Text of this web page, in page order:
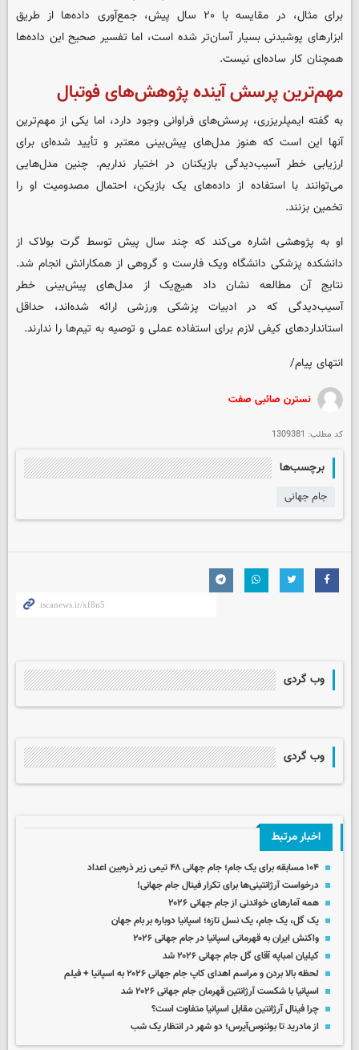
برای مثال، در مقایسه با ۲۰ سال پیش، جمع‌آوری داده‌ها از طریق
ابزارهای پوشیدنی بسیار آسان‌تر شده است، اما تفسیر صحیح این داده‌ها
همچنان کار ساده‌ای نیست.
مهم‌ترین پرسش آینده پژوهش‌های فوتبال
به گفته ایمپلریزری، پرسش‌های فراوانی وجود دارد، اما یکی از مهم‌ترین
آنها این است که هنوز مدل‌های پیش‌بینی معتبر و تأیید شده‌ای برای
ارزیابی خطر آسیب‌دیدگی بازیکنان در اختیار نداریم. چنین مدل‌هایی
می‌توانند با استفاده از داده‌های یک بازیکن، احتمال مصدومیت او را
تخمین بزنند.
او به پژوهشی اشاره می‌کند که چند سال پیش توسط گرت بولاک از
دانشکده پزشکی دانشگاه ویک فارست و گروهی از همکارانش انجام شد.
نتایج آن مطالعه نشان داد هیچ‌یک از مدل‌های پیش‌بینی خطر
آسیب‌دیدگی که در ادبیات پزشکی ورزشی ارائه شده‌اند، حداقل
استانداردهای کیفی لازم برای استفاده عملی و توصیه به تیم‌ها را ندارند.
انتهای پیام/
نسترن صائبی صفت
کد مطلب: 1309381
برچسب‌ها
جام جهانی
وب گردی
وب گردی
اخبار مرتبط
۱۰۴ مسابقه برای یک جام؛ جام جهانی ۴۸ تیمی زیر ذره‌بین اعداد
درخواست آرژانتینی‌ها برای تکرار فینال جام جهانی!
همه آمارهای خواندنی از جام جهانی ۲۰۲۶
یک گل، یک جام، یک نسل تازه؛ اسپانیا دوباره بر بام جهان
واکنش ایران به قهرمانی اسپانیا در جام جهانی ۲۰۲۶
کیلیان امباپه آقای گل جام جهانی ۲۰۲۶ شد
لحظه بالا بردن و مراسم اهدای کاپ جام جهانی ۲۰۲۶ به اسپانیا + فیلم
اسپانیا با شکست آرژانتین قهرمان جام جهانی ۲۰۲۶ شد
چرا فینال آرژانتین مقابل اسپانیا متفاوت است؟
از مادرید تا بوئنوس‌آیرس؛ دو شهر در انتظار یک شب